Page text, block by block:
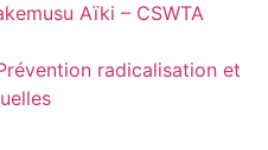
Aïki – CSWTA
radicalisation et